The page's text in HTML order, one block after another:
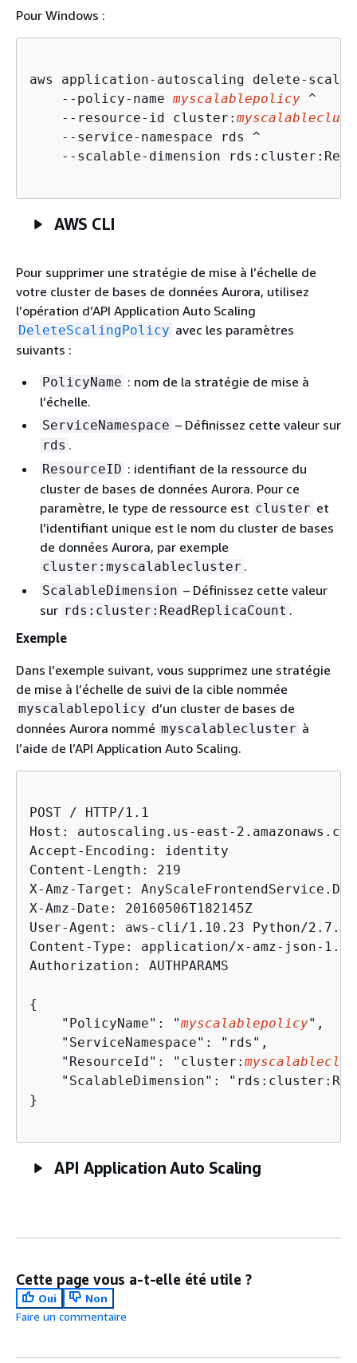
Pour Windows :
aws application-autoscaling delete-
    --policy-name
myscalablepolicy ^
    --resource-id cluster:
    --service-namespace rds ^
--scalable-dimension
AWS CLI
Pour supprimer une stratégie de mise à l’échelle de
votre cluster de bases de données Aurora, utilisez
l’opération d’API Application Auto Scaling
DeleteScalingPolicy avec les paramètres
suivants :
PolicyName : nom de la stratégie de mise à
l’échelle.
ServiceNamespace – Définissez cette valeur sur
rds .
ResourceID : identifiant de la ressource du
cluster de bases de données Aurora. Pour ce
paramètre, le type de ressource est cluster et
l’identifiant unique est le nom du cluster de bases
de données Aurora, par exemple
cluster:myscalablecluster .
ScalableDimension – Définissez cette valeur
sur rds:cluster:ReadReplicaCount .
Exemple
Dans l’exemple suivant, vous supprimez une stratégie
de mise à l’échelle de suivi de la cible nommée
myscalablepolicy d’un cluster de bases de
données Aurora nommé myscalablecluster à
l’aide de l’API Application Auto Scaling.
POST / HTTP/1.1
Host: autoscaling.us-east-2.amazonaws.com
Accept-Encoding: identity
Content-Length: 219
X-Amz-Target:
X-Amz-Date: 20160506T182145Z
User-Agent: aws-cli/1.10.23 Python/
Content-Type: application/x-amz-json-1.1
Authorization: AUTHPARAMS
{
    "PolicyName": "
myscalablepolicy",
    "ServiceNamespace": "rds",
    "ResourceId": "cluster:
"ScalableDimension":
}
API Application Auto Scaling
Cette page vous a-t-elle été utile ?
Oui
Non
Faire un commentaire